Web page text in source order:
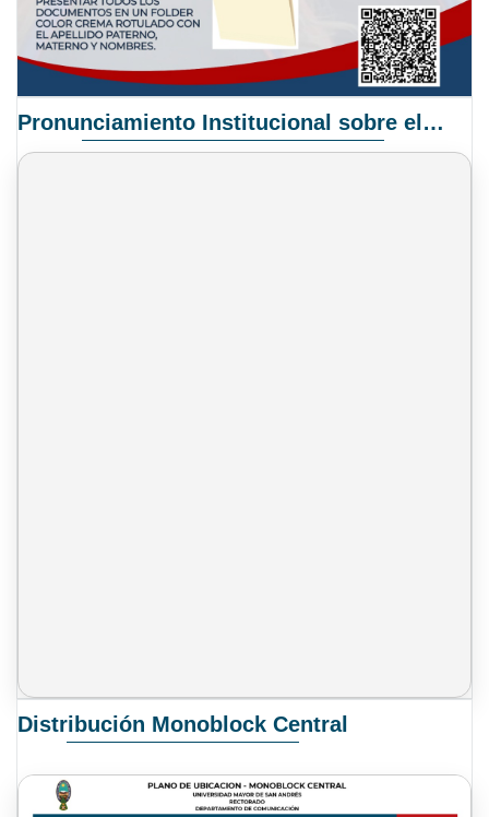
Pronunciamiento Institucional sobre el Proyecto de Ley N° 068/2025-2026 C.S.
Distribución Monoblock Central